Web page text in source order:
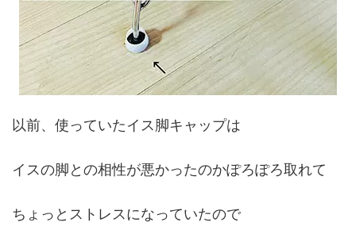
以前、使っていたイス脚キャップは
イスの脚との相性が悪かったのかぽろぽろ取れて
ちょっとストレスになっていたので